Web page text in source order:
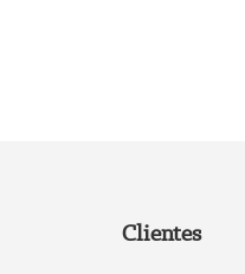
Clientes